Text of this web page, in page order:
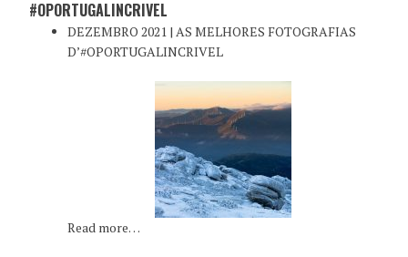
#OPORTUGALINCRIVEL
DEZEMBRO 2021 | AS MELHORES FOTOGRAFIAS
D’#OPORTUGALINCRIVEL
Read more…